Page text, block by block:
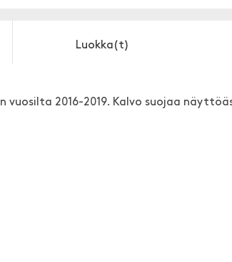
Luokka(t)
vuosilta 2016-2019. Kalvo suojaa